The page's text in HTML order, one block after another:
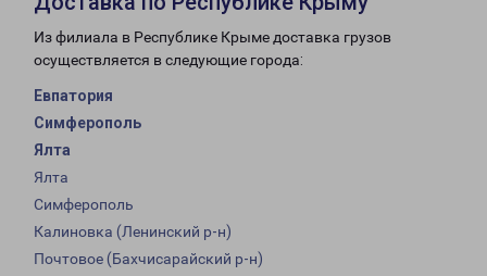
Из филиала в Республике Крыме доставка грузов
осуществляется в следующие города:
Евпатория
Симферополь
Ялта
Ялта
Симферополь
Калиновка (Ленинский р-н)
Почтовое (Бахчисарайский р-н)